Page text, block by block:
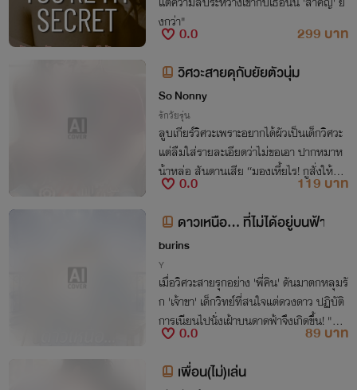
งกว่า"
0.0
299 บาท
วิศวะสายดุกับยัยตัวนุ่ม
So Nonny
รักวัยรุ่น
ลูบเกียร์วิศวะเพราะอยากได้ผัวเป็นเด็กวิศวะ
แต่ลืมใส่รายละเอียดว่าไม่ขอเอา ปากหมาห
น้าหล่อ สันดานเสีย “มองเหี้ยไร! กูสั่งให้วิ่ง
รอบสนามห้ารอบหูตึงไงวะ!”
0.0
119 บาท
ดาวเหนือ... ที่ไม่ได้อยู่บนฟ้า
burins
Y
เมื่อวิศวะสายรุกอย่าง 'พี่คิน' ดันมาตกหลุมรั
ก 'เจ้าขา' เด็กวิทย์ที่สนใจแต่ดวงดาว ปฏิบัติ
การเนียนไปนั่งเฝ้าบนดาดฟ้าจึงเกิดขึ้น! "ท้อ
งฟ้ามีดาวเป็นล้าน แต่ใจพี่มีเจ้าขาคนเดียวน
ะ" เตรียมฟินจิกหมอนแตก!
0.0
89 บาท
เพื่อน(ไม่)เล่น